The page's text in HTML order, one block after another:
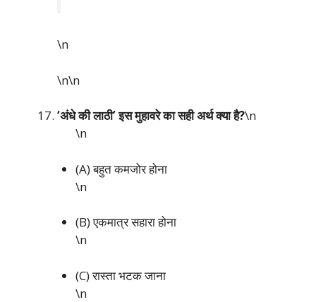
\n
\n\n
‘अंधे की लाठी’ इस मुहावरे का सही अर्थ क्या है?\n
\n
(A) बहुत कमजोर होना
\n
(B) एकमात्र सहारा होना
\n
(C) रास्ता भटक जाना
\n